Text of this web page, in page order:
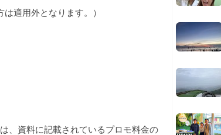
適用外となります。）
、資料に記載されているプロモ料金の